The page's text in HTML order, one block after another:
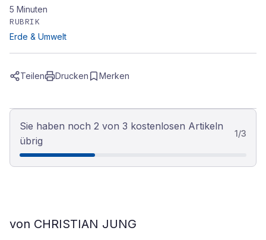
5 Minuten
RUBRIK
Erde & Umwelt
Teilen Drucken Merken
Sie haben noch 2 von 3 kostenlosen Artikeln
übrig
1/3
von CHRISTIAN JUNG